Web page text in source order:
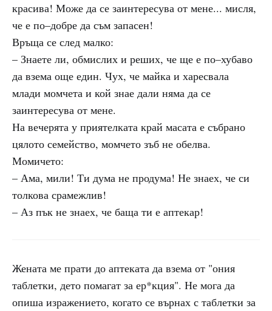
красива! Може да се заинтересува от мене... мисля,
че е по–добре да съм запасен!
Връща се след малко:
– Знаете ли, обмислих и реших, че ще е по–хубаво
да взема още един. Чух, че майка и харесвала
млади момчета и кой знае дали няма да се
заинтересува от мене.
На вечерята у приятелката край масата е събрано
цялото семейство, момчето зъб не обелва.
Момичето:
– Ама, мили! Ти дума не продума! Не знаех, че си
толкова срамежлив!
– Аз пък не знаех, че баща ти е аптекар!
Жената ме прати до аптеката да взема от "ония
таблетки, дето помагат за ер*кция". Не мога да
опиша изражението, когато се върнах с таблетки за